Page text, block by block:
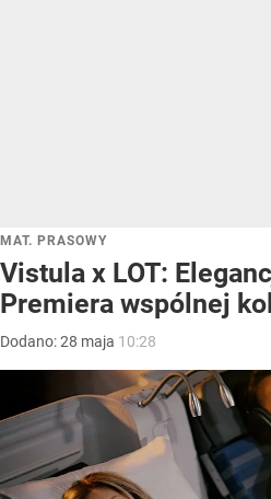
MAT. PRASOWY
Vistula x LOT:
Premiera wspólnej
Dodano:28 maja 10:28